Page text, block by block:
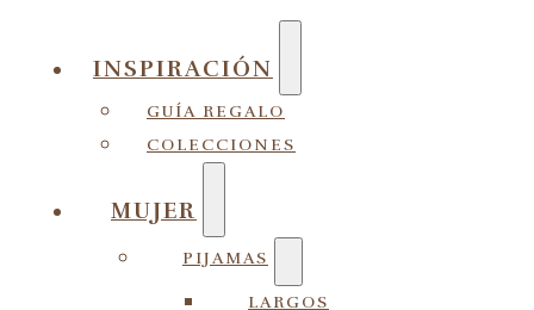
INSPIRACIÓN
GUÍA REGALO
COLECCIONES
MUJER
PIJAMAS
LARGOS